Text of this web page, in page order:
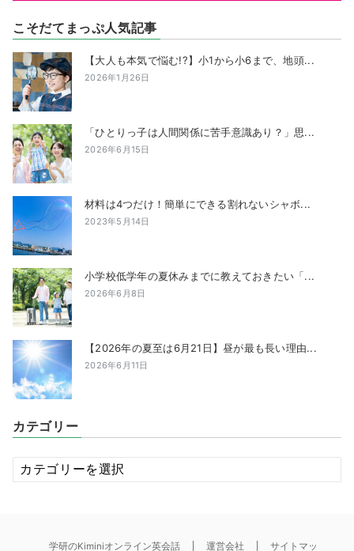
こそだてまっぷ人気記事
【大人も本気で悩む!?】小1から小6まで、地頭...
2026年1月26日
「ひとりっ子は人間関係に苦手意識あり？」思...
2026年6月15日
材料は4つだけ！簡単にできる割れないシャボ...
2023年5月14日
小学校低学年の夏休みまでに教えておきたい「...
2026年6月8日
【2026年の夏至は6月21日】昼が最も長い理由...
2026年6月11日
カテゴリー
カ
テ
学研のKiminiオンライン英会話 運営会社 サイトマッ